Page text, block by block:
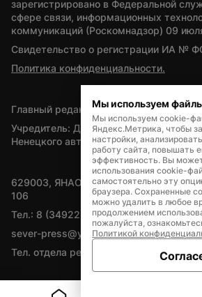
зарегистрировано в Федеральной
сфере связи, информационных
коммуникаций (Роскомнадзор) 09
Свидетельство о регистрации ИА №
Политика конфиденциальности.
Главный редактор — А.Л. Поздеев
Учредитель: Департамент внутренней
Ненецкого автономного округа
629003, ЯНАО, Салехард, мкр.
106
Тел.: 8 (34922) 71262
sever-press@yamal-media.ru
Тел. отдела рекламы: 8 (34922) 42728
Мы используем
Мы используем cookie-
Яндекс.Метрика, чтобы
настройки,
работу сайта, повышать
эффективность. Вы
использования cookie-
самостоятельно эту
браузера. Сохраненные
можно удалить в любое
продолжением
пожалуйста,
Политикой